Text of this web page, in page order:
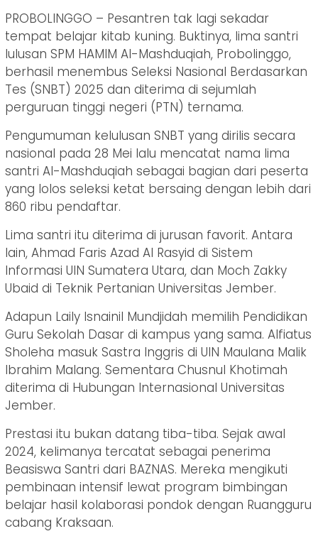
PROBOLINGGO – Pesantren tak lagi sekadar
tempat belajar kitab kuning. Buktinya, lima santri
lulusan SPM HAMIM Al-Mashduqiah, Probolinggo,
berhasil menembus Seleksi Nasional Berdasarkan
Tes (SNBT) 2025 dan diterima di sejumlah
perguruan tinggi negeri (PTN) ternama.
Pengumuman kelulusan SNBT yang dirilis secara
nasional pada 28 Mei lalu mencatat nama lima
santri Al-Mashduqiah sebagai bagian dari peserta
yang lolos seleksi ketat bersaing dengan lebih dari
860 ribu pendaftar.
Lima santri itu diterima di jurusan favorit. Antara
lain, Ahmad Faris Azad Al Rasyid di Sistem
Informasi UIN Sumatera Utara, dan Moch Zakky
Ubaid di Teknik Pertanian Universitas Jember.
Adapun Laily Isnainil Mundjidah memilih Pendidikan
Guru Sekolah Dasar di kampus yang sama. Alfiatus
Sholeha masuk Sastra Inggris di UIN Maulana Malik
Ibrahim Malang. Sementara Chusnul Khotimah
diterima di Hubungan Internasional Universitas
Jember.
Prestasi itu bukan datang tiba-tiba. Sejak awal
2024, kelimanya tercatat sebagai penerima
Beasiswa Santri dari BAZNAS. Mereka mengikuti
pembinaan intensif lewat program bimbingan
belajar hasil kolaborasi pondok dengan Ruangguru
cabang Kraksaan.